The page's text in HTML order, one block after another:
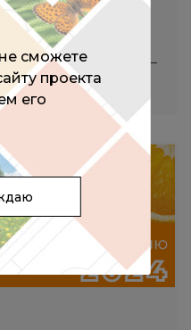
сможете
проекта
его